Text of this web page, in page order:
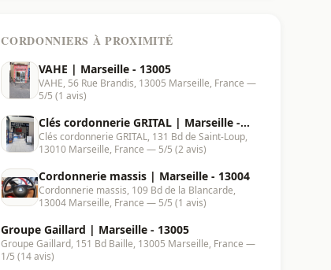
CORDONNIERS À PROXIMITÉ
VAHE | Marseille - 13005
VAHE, 56 Rue Brandis, 13005 Marseille, France —
5/5 (1 avis)
Clés cordonnerie GRITAL | Marseille -
13010
Clés cordonnerie GRITAL, 131 Bd de Saint-Loup,
13010 Marseille, France — 5/5 (2 avis)
Cordonnerie massis | Marseille - 13004
Cordonnerie massis, 109 Bd de la Blancarde,
13004 Marseille, France — 5/5 (1 avis)
Groupe Gaillard | Marseille - 13005
Groupe Gaillard, 151 Bd Baille, 13005 Marseille, France —
1/5 (14 avis)